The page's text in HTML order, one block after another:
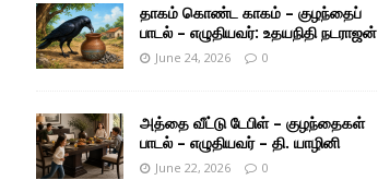
தாகம் கொண்ட காகம் – குழந்தைப்
பாடல் – எழுதியவர்: உதயநிதி நடராஜன்
June 24, 2026 0
அத்தை வீட்டு டேபிள் – குழந்தைகள்
பாடல் – எழுதியவர் – தி. யாழினி
June 22, 2026 0